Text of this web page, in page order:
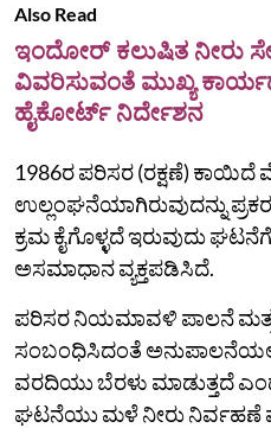
Also Read
ಇಂದೋರ್ ಕಲುಷಿತ ನೀರು
ವಿವರಿಸುವಂತೆ ಮುಖ್ಯ
ಹೈಕೋರ್ಟ್ ನಿರ್ದೇಶನ
1986ರ ಪರಿಸರ (ರಕ್ಷಣೆ) ಕಾಯಿದೆ
ಉಲ್ಲಂಘನೆಯಾಗಿರುವುದನ್ನು
ಕ್ರಮ ಕೈಗೊಳ್ಳದೆ ಇರುವುದು
ಅಸಮಾಧಾನ ವ್ಯಕ್ತಪಡಿಸಿದೆ.
ಪರಿಸರ ನಿಯಮಾವಳಿ ಪಾಲನೆ
ಸಂಬಂಧಿಸಿದಂತೆ
ವರದಿಯು ಬೆರಳು ಮಾಡುತ್ತದೆ
ಘಟನೆಯು ಮಳೆ ನೀರು ನಿರ್ವಹಣೆ